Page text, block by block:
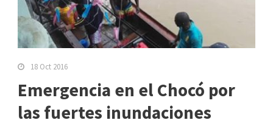
18 Oct 2016
Emergencia en el Chocó por
las fuertes inundaciones